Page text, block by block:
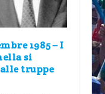
1985 – I
si
truppe